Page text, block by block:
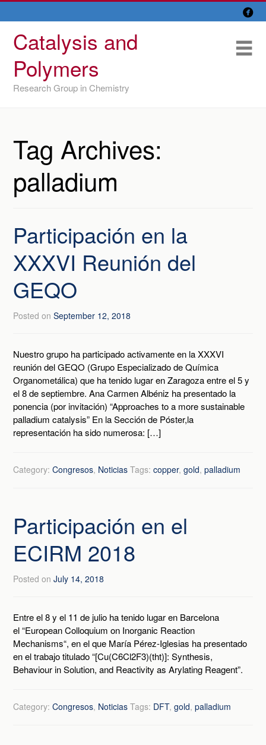

Catalysis and
Polymers
Research Group in Chemistry
content
Research Lines
Members
IU/ CINQUIMA
Tag Archives:
palladium
Participación en la
XXXVI Reunión del
GEQO
Posted onSeptember 12, 2018
Nuestro grupo ha participado activamente en la XXXVI
reunión del GEQO (Grupo Especializado de Química
Organometálica) que ha tenido lugar en Zaragoza entre el 5 y
el 8 de septiembre. Ana Carmen Albéniz ha presentado la
ponencia (por invitación) “Approaches to a more sustainable
palladium catalysis” En la Sección de Póster,la
representación ha sido numerosa: […]
Category:Congresos, Noticias Tags:copper,gold,palladium
Participación en el
ECIRM 2018
Posted onJuly 14, 2018
Entre el 8 y el 11 de julio ha tenido lugar en Barcelona
el “European Colloquium on Inorganic Reaction
Mechanisms“, en el que María Pérez-Iglesias ha presentado
en el trabajo titulado “[Cu(C6Cl2F3)(tht)]: Synthesis,
Behaviour in Solution, and Reactivity as Arylating Reagent”.
Category:Congresos, Noticias Tags: DFT,gold,palladium